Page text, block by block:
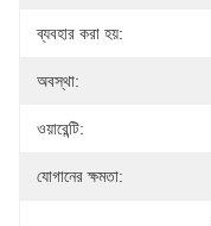
ব্যবহার করা হয়:
অবস্থা:
ওয়ারেন্টি:
যোগানের ক্ষমতা: